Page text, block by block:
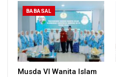
BABASAL
Musda VI Wanita Islam